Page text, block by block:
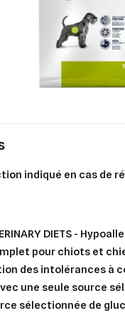
DIETS -
pour chiots et
des intolérances à
une seule source
sélectionnée de